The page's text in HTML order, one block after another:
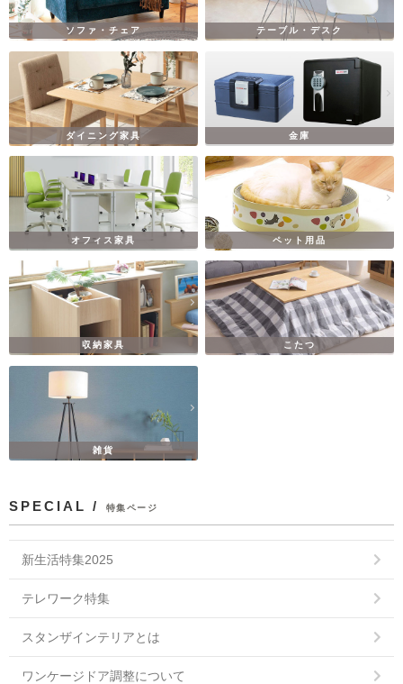
ソファ・チェア テーブル・デスク
ダイニング家具 金庫
オフィス家具 ペット用品
収納家具 こたつ
雑貨
SPECIAL / 特集ページ
新生活特集2025
テレワーク特集
スタンザインテリアとは
ワンケージドア調整について